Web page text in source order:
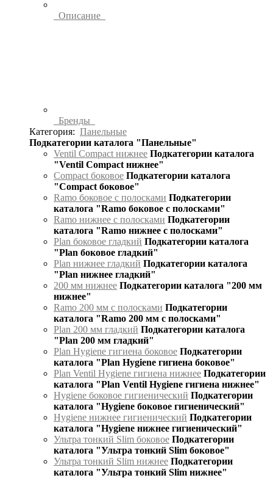
Описание
Бренды
Категория: Панельные
Подкатегории каталога "Панельные"
Ventil Compact нижнее Подкатегории каталога
"Ventil Compact нижнее"
Compact боковое Подкатегории каталога
"Compact боковое"
Ramo боковое с полосками Подкатегории
каталога "Ramo боковое с полосками"
Ramo нижнее с полосками Подкатегории
каталога "Ramo нижнее с полосками"
Plan боковое гладкий Подкатегории каталога
"Plan боковое гладкий"
Plan нижнее гладкий Подкатегории каталога
"Plan нижнее гладкий"
200 мм нижнее Подкатегории каталога "200 мм
нижнее"
Ramo 200 мм с полосками Подкатегории
каталога "Ramo 200 мм с полосками"
Plan 200 мм гладкий Подкатегории каталога
"Plan 200 мм гладкий"
Plan Hygiene гигиена боковое Подкатегории
каталога "Plan Hygiene гигиена боковое"
Plan Ventil Hygiene гигиена нижнее Подкатегории
каталога "Plan Ventil Hygiene гигиена нижнее"
Hygiene боковое гигиенический Подкатегории
каталога "Hygiene боковое гигиенический"
Hygiene нижнее гигиенический Подкатегории
каталога "Hygiene нижнее гигиенический"
Ультра тонкий Slim боковое Подкатегории
каталога "Ультра тонкий Slim боковое"
Ультра тонкий Slim нижнее Подкатегории
каталога "Ультра тонкий Slim нижнее"